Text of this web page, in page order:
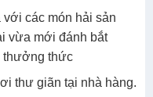
các món hải sản
vừa mới đánh bắt
thưởng thức
thư giãn tại nhà hàng.